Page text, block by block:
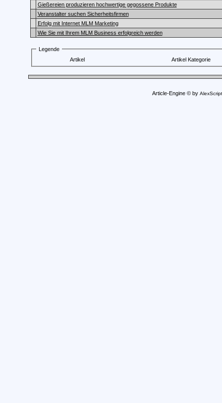
Gießereien produzieren hochwertige gegossene Produkte
Veranstalter suchen Sicherheitsfirmen
Erfolg mit Internet MLM Marketing
Wie Sie mit Ihrem MLM Business erfolgreich werden
Legende
Artikel
Artikel Kategorie
Article-Engine © by